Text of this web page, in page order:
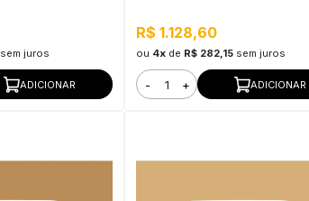
sem juros
ADICIONAR
R$ 1.128,60
ou 4x de R$ 282,15 sem juros
- + ADICIONAR